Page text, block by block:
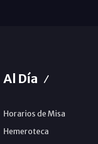
Al Día
Horarios de Misa
Hemeroteca